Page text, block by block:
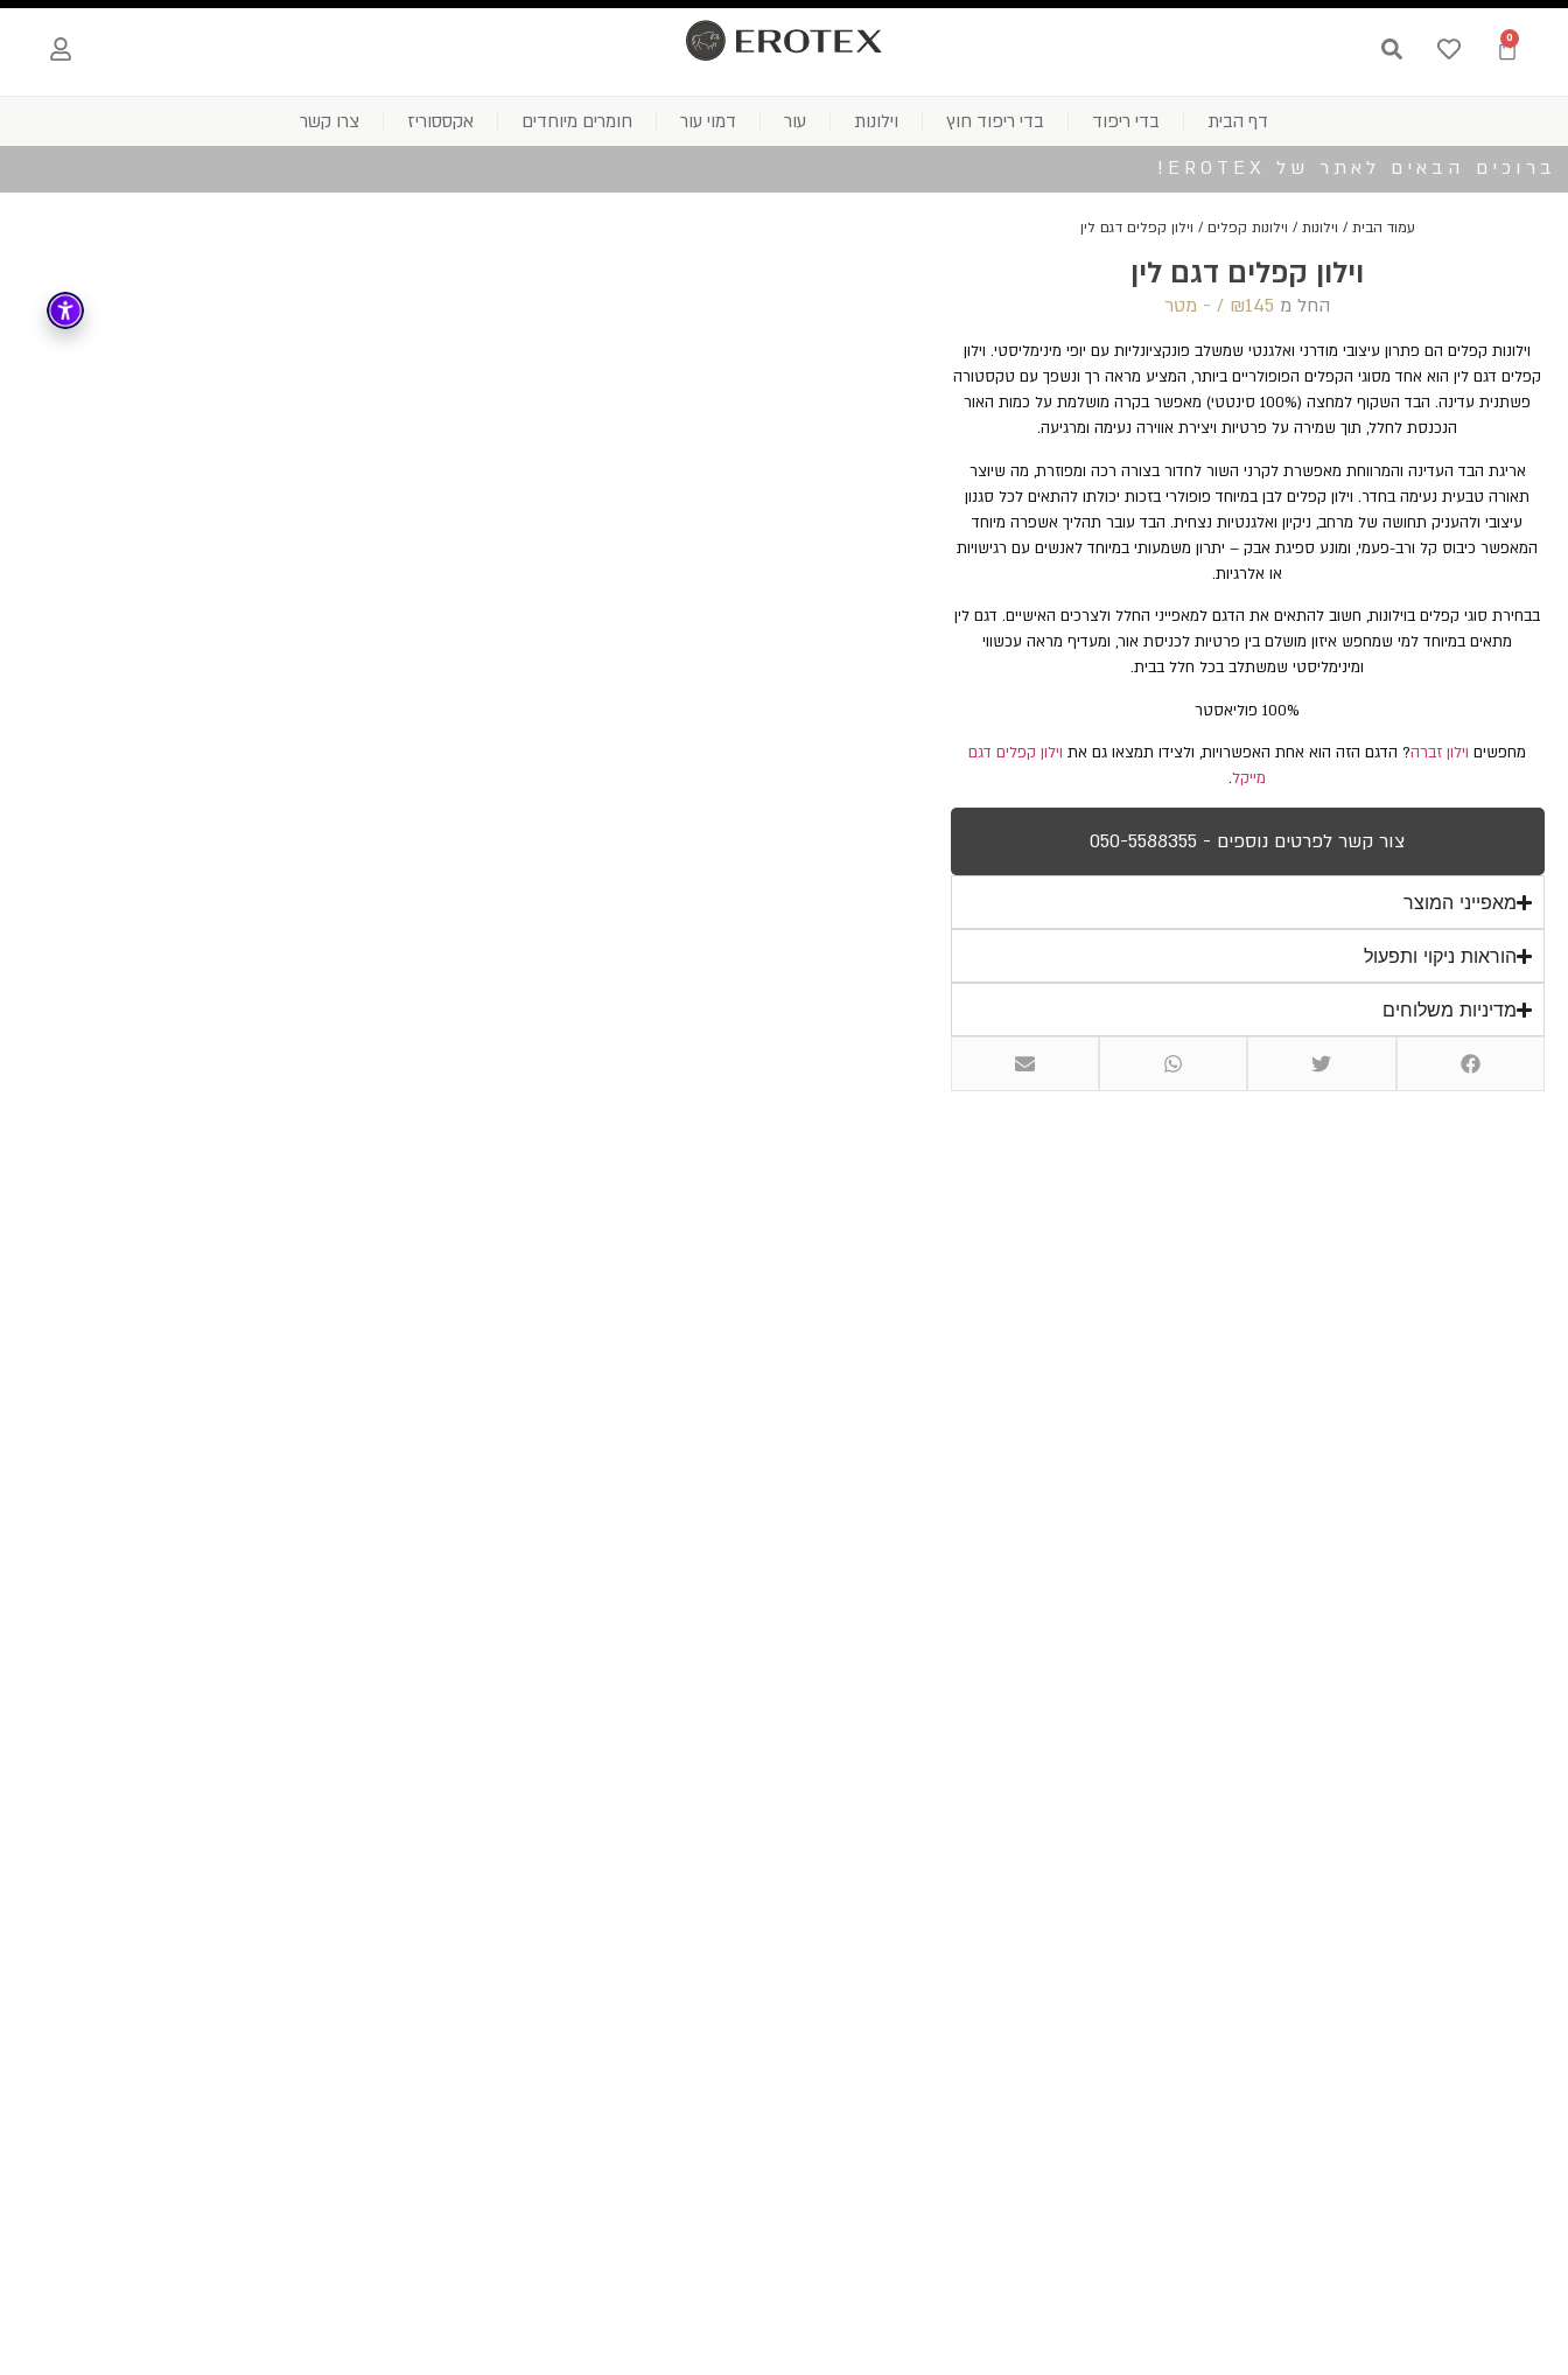
0
דף הבית בדי ריפוד בדי ריפוד חוץ וילונות עור דמוי עור חומרים מיוחדים אקססוריז צרו קשר
ברוכים הבאים לאתר של EROTEX!
עמוד הבית / וילונות / וילונות קפלים / וילון קפלים דגם לין
וילון קפלים דגם לין
החל מ ₪145 /‏‏‎ ‎- מטר
וילונות קפלים הם פתרון עיצובי מודרני ואלגנטי שמשלב פונקציונליות עם יופי מינימליסטי. וילון
קפלים דגם לין הוא אחד מסוגי הקפלים הפופולריים ביותר, המציע מראה רך ונשפך עם טקסטורה
פשתנית עדינה. הבד השקוף למחצה (100% סינטטי) מאפשר בקרה מושלמת על כמות האור
הנכנסת לחלל, תוך שמירה על פרטיות ויצירת אווירה נעימה ומרגיעה.
אריגת הבד העדינה והמרווחת מאפשרת לקרני השור לחדור בצורה רכה ומפוזרת, מה שיוצר
תאורה טבעית נעימה בחדר. וילון קפלים לבן במיוחד פופולרי בזכות יכולתו להתאים לכל סגנון
עיצובי ולהעניק תחושה של מרחב, ניקיון ואלגנטיות נצחית. הבד עובר תהליך אשפרה מיוחד
המאפשר כיבוס קל ורב-פעמי, ומונע ספיגת אבק – יתרון משמעותי במיוחד לאנשים עם רגישויות
או אלרגיות.
בבחירת סוגי קפלים בוילונות, חשוב להתאים את הדגם למאפייני החלל ולצרכים האישיים. דגם לין
מתאים במיוחד למי שמחפש איזון מושלם בין פרטיות לכניסת אור, ומעדיף מראה עכשווי
ומינימליסטי שמשתלב בכל חלל בבית.
100% פוליאסטר
מחפשים וילון זברה? הדגם הזה הוא אחת האפשרויות, ולצידו תמצאו גם את וילון קפלים דגם
מייקל.
צור קשר לפרטים נוספים - 050-5588355
מאפייני המוצר
הוראות ניקוי ותפעול
מדיניות משלוחים